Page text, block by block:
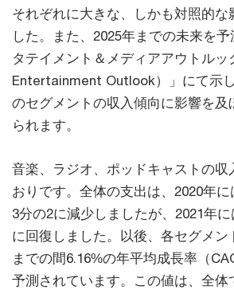
それぞれに大きな、しかも対照的な
した。また、2025年までの未来を
タテイメント＆メディアアウトル
Entertainment Outlook）」にて示
のセグメントの収入傾向に影響を及
られます。
音楽、ラジオ、ポッドキャストの収
おりです。全体の支出は、2020年
3分の2に減少しましたが、2021年
に回復しました。以後、各セグメン
までの間6.16%の年平均成長率（
予測されています。この値は、全体